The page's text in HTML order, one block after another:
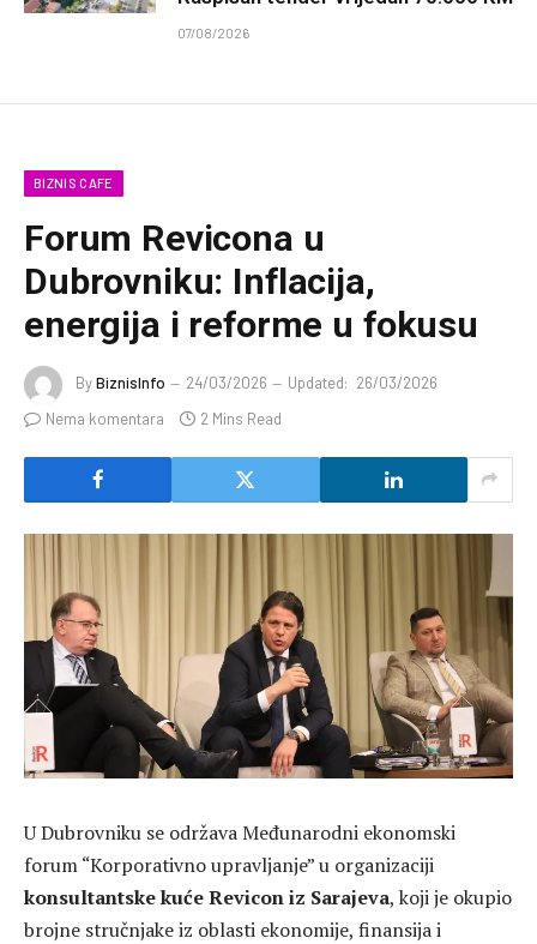
07/08/2026
BIZNIS CAFE
Forum Revicona u
Dubrovniku: Inflacija,
energija i reforme u fokusu
ByBiznisInfo 24/03/2026 Updated: 26/03/2026
Nema komentara
2 Mins Read
U Dubrovniku se održava Međunarodni ekonomski
forum “Korporativno upravljanje” u organizaciji
konsultantske kuće Revicon iz Sarajeva, koji je okupio
brojne stručnjake iz oblasti ekonomije, finansija i